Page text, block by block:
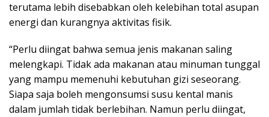
terutama lebih disebabkan oleh kelebihan total asupan
energi dan kurangnya aktivitas fisik.
“Perlu diingat bahwa semua jenis makanan saling
melengkapi. Tidak ada makanan atau minuman tunggal
yang mampu memenuhi kebutuhan gizi seseorang.
Siapa saja boleh mengonsumsi susu kental manis
dalam jumlah tidak berlebihan. Namun perlu diingat,